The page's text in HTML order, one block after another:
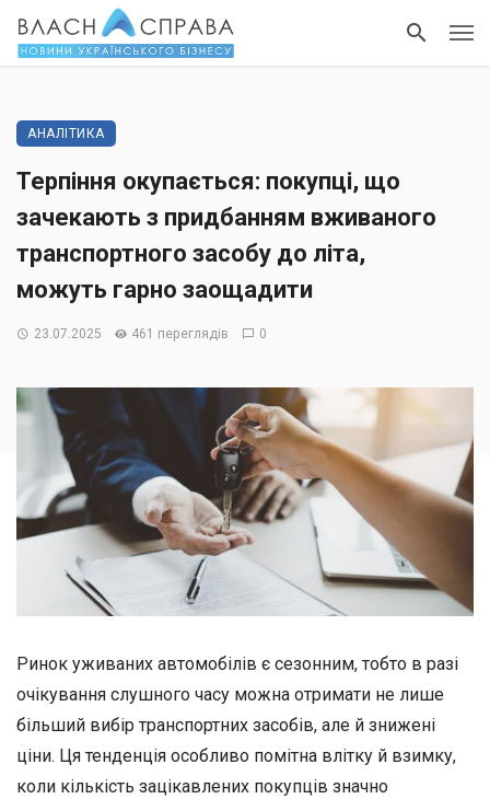
АНАЛІТИКА
Терпіння окупається: покупці, що
зачекають з придбанням вживаного
транспортного засобу до літа,
можуть гарно заощадити
23.07.2025 461 переглядів 0
Ринок уживаних автомобілів є сезонним, тобто в разі
очікування слушного часу можна отримати не лише
більший вибір транспортних засобів, але й знижені
ціни. Ця тенденція особливо помітна влітку й взимку,
коли кількість зацікавлених покупців значно